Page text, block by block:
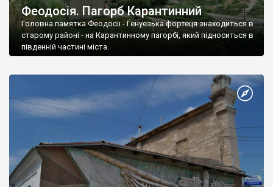
Феодосія. Пагорб Карантинний
Головна памятка Феодосії - Генуезька фортеця знаходиться в
старому районі - на Карантинному пагорбі, який підноситься в
південній частині міста.